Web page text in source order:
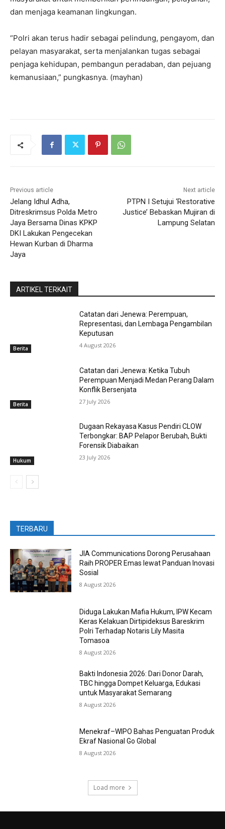
dan menjaga keamanan lingkungan.
“Polri akan terus hadir sebagai pelindung, pengayom, dan
pelayan masyarakat, serta menjalankan tugas sebagai
penjaga kehidupan, pembangun peradaban, dan pejuang
kemanusiaan,” pungkasnya. (mayhan)
Previous article
Jelang Idhul Adha,
Ditreskrimsus Polda Metro
Jaya Bersama Dinas KPKP
DKI Lakukan Pengecekan
Hewan Kurban di Dharma
Jaya
Next article
PTPN I Setujui ‘Restorative
Justice’ Bebaskan Mujiran di
Lampung Selatan
ARTIKEL TERKAIT
Berita
Catatan dari Jenewa: Perempuan,
Representasi, dan Lembaga Pengambilan
Keputusan
4 August 2026
Berita
Catatan dari Jenewa: Ketika Tubuh
Perempuan Menjadi Medan Perang Dalam
Konflik Bersenjata
27 July 2026
Hukum
Dugaan Rekayasa Kasus Pendiri CLOW
Terbongkar: BAP Pelapor Berubah, Bukti
Forensik Diabaikan
23 July 2026
TERBARU
JIA Communications Dorong Perusahaan
Raih PROPER Emas lewat Panduan Inovasi
Sosial
8 August 2026
Diduga Lakukan Mafia Hukum, IPW Kecam
Keras Kelakuan Dirtipideksus Bareskrim
Polri Terhadap Notaris Lily Masita
Tomasoa
8 August 2026
Bakti Indonesia 2026: Dari Donor Darah,
TBC hingga Dompet Keluarga, Edukasi
untuk Masyarakat Semarang
8 August 2026
Menekraf–WIPO Bahas Penguatan Produk
Ekraf Nasional Go Global
8 August 2026
Load more